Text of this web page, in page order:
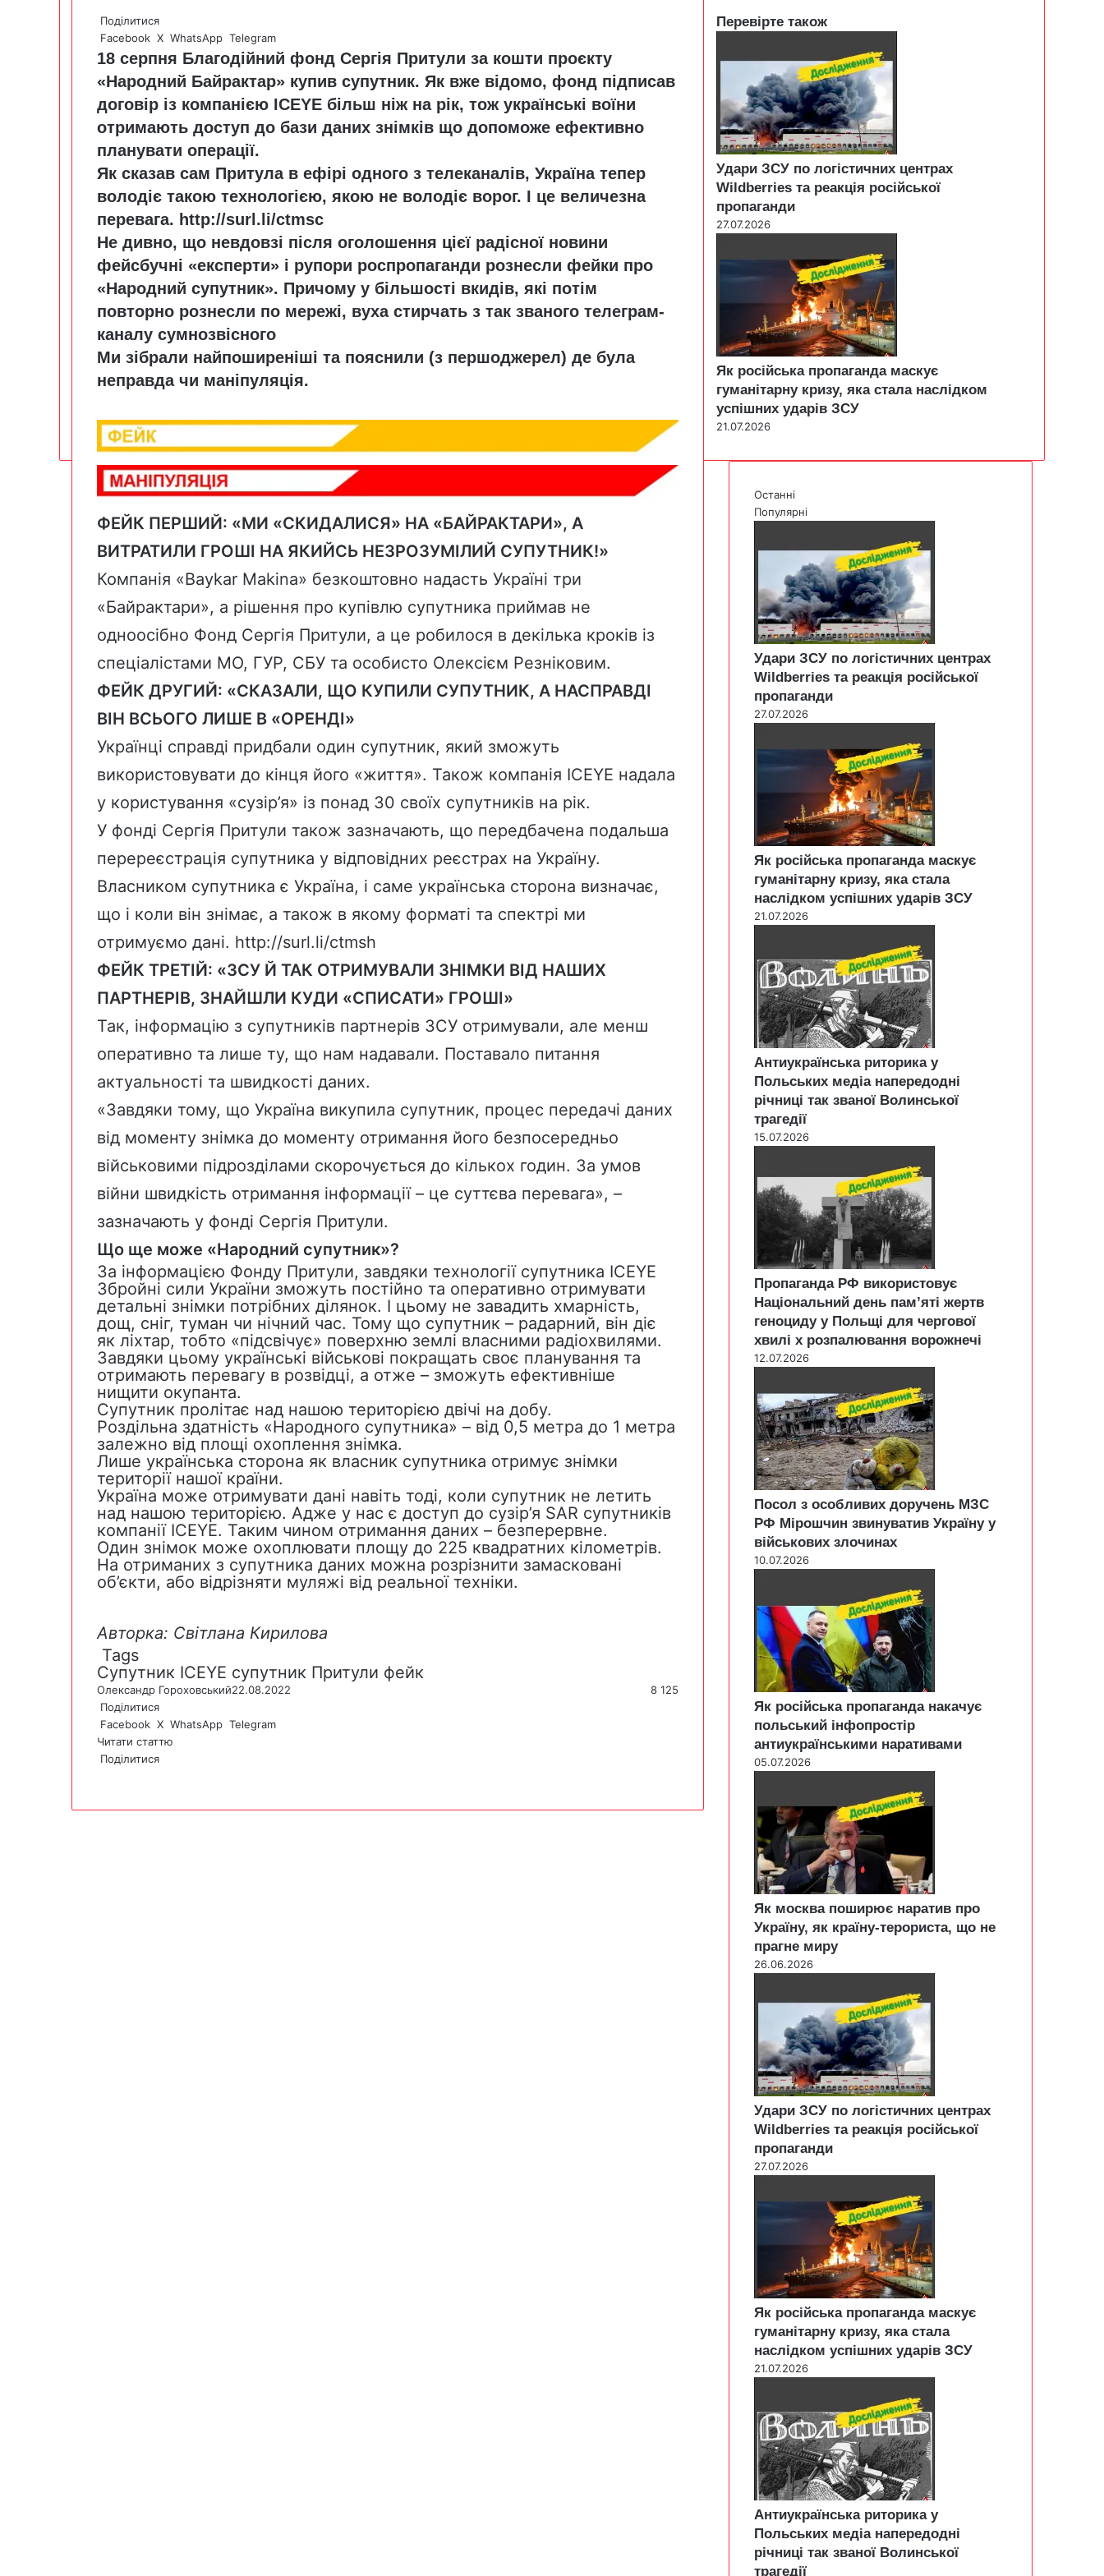
Поділитися
Facebook X WhatsApp Telegram
18 серпня Благодійний фонд Сергія Притули за кошти проєкту
«Народний Байрактар» купив супутник. Як вже відомо, фонд підписав
договір із компанією ICEYE більш ніж на рік, тож українські воїни
отримають доступ до бази даних знімків що допоможе ефективно
планувати операції.
Як сказав сам Притула в ефірі одного з телеканалів, Україна тепер
володіє такою технологією, якою не володіє ворог. І це величезна
перевага. http://surl.li/ctmsc
Не дивно, що невдовзі після оголошення цієї радісної новини
фейсбучні «експерти» і рупори роспропаганди рознесли фейки про
«Народний супутник». Причому у більшості вкидів, які потім
повторно рознесли по мережі, вуха стирчать з так званого телеграм-
каналу сумнозвісного
Ми зібрали найпоширеніші та пояснили (з першоджерел) де була
неправда чи маніпуляція.
ФЕЙК ПЕРШИЙ: «МИ «СКИДАЛИСЯ» НА «БАЙРАКТАРИ», А
ВИТРАТИЛИ ГРОШІ НА ЯКИЙСЬ НЕЗРОЗУМІЛИЙ СУПУТНИК!»
Компанія «Baykar Makina» безкоштовно надасть Україні три
«Байрактари», а рішення про купівлю супутника приймав не
одноосібно Фонд Сергія Притули, а це робилося в декілька кроків із
спеціалістами МО, ГУР, СБУ та особисто Олексієм Резніковим.
ФЕЙК ДРУГИЙ: «СКАЗАЛИ, ЩО КУПИЛИ СУПУТНИК, А НАСПРАВДІ
ВІН ВСЬОГО ЛИШЕ В «ОРЕНДІ»
Українці справді придбали один супутник, який зможуть
використовувати до кінця його «життя». Також компанія ICEYE надала
у користування «сузір’я» із понад 30 своїх супутників на рік.
У фонді Сергія Притули також зазначають, що передбачена подальша
перереєстрація супутника у відповідних реєстрах на Україну.
Власником супутника є Україна, і саме українська сторона визначає,
що і коли він знімає, а також в якому форматі та спектрі ми
отримуємо дані. http://surl.li/ctmsh
ФЕЙК ТРЕТІЙ: «ЗСУ Й ТАК ОТРИМУВАЛИ ЗНІМКИ ВІД НАШИХ
ПАРТНЕРІВ, ЗНАЙШЛИ КУДИ «СПИСАТИ» ГРОШІ»
Так, інформацію з супутників партнерів ЗСУ отримували, але менш
оперативно та лише ту, що нам надавали. Поставало питання
актуальності та швидкості даних.
«Завдяки тому, що Україна викупила супутник, процес передачі даних
від моменту знімка до моменту отримання його безпосередньо
військовими підрозділами скорочується до кількох годин. За умов
війни швидкість отримання інформації – це суттєва перевага», –
зазначають у фонді Сергія Притули.
Що ще може «Народний супутник»?
За інформацією Фонду Притули, завдяки технології супутника ICEYE
Збройні сили України зможуть постійно та оперативно отримувати
детальні знімки потрібних ділянок. І цьому не завадить хмарність,
дощ, сніг, туман чи нічний час. Тому що супутник – радарний, він діє
як ліхтар, тобто «підсвічує» поверхню землі власними радіохвилями.
Завдяки цьому українські військові покращать своє планування та
отримають перевагу в розвідці, а отже – зможуть ефективніше
нищити окупанта.
Супутник пролітає над нашою територією двічі на добу.
Роздільна здатність «Народного супутника» – від 0,5 метра до 1 метра
залежно від площі охоплення знімка.
Лише українська сторона як власник супутника отримує знімки
території нашої країни.
Україна може отримувати дані навіть тоді, коли супутник не летить
над нашою територією. Адже у нас є доступ до сузір’я SAR супутників
компанії ICEYE. Таким чином отримання даних – безперервне.
Один знімок може охоплювати площу до 225 квадратних кілометрів.
На отриманих з супутника даних можна розрізнити замасковані
об’єкти, або відрізняти муляжі від реальної техніки.
Авторка: Світлана Кирилова
Tags
Супутник ICEYE супутник Притули фейк
Олександр Гороховський22.08.2022
8 125
Поділитися
Facebook X WhatsApp Telegram
Читати статтю
Поділитися
calb
i
Перевірте також
Удари ЗСУ по логістичних центрах
Wildberries та реакція російської
пропаганди
27.07.2026
Як російська пропаганда маскує
гуманітарну кризу, яка стала наслідком
успішних ударів ЗСУ
21.07.2026
Останні
Популярні
Удари ЗСУ по логістичних центрах
Wildberries та реакція російської
пропаганди
27.07.2026
Як російська пропаганда маскує
гуманітарну кризу, яка стала
наслідком успішних ударів ЗСУ
21.07.2026
Антиукраїнська риторика у
Польських медіа напередодні
річниці так званої Волинської
трагедії
15.07.2026
Пропаганда РФ використовує
Національний день пам’яті жертв
геноциду у Польщі для чергової
хвилі х розпалювання ворожнечі
12.07.2026
Посол з особливих доручень МЗС
РФ Мірошчин звинуватив Україну у
військових злочинах
10.07.2026
Як російська пропаганда накачує
польський інфопростір
антиукраїнськими наративами
05.07.2026
Як москва поширює наратив про
Україну, як країну-терориста, що не
прагне миру
26.06.2026
Удари ЗСУ по логістичних центрах
Wildberries та реакція російської
пропаганди
27.07.2026
Як російська пропаганда маскує
гуманітарну кризу, яка стала
наслідком успішних ударів ЗСУ
21.07.2026
Антиукраїнська риторика у
Польських медіа напередодні
річниці так званої Волинської
трагедії